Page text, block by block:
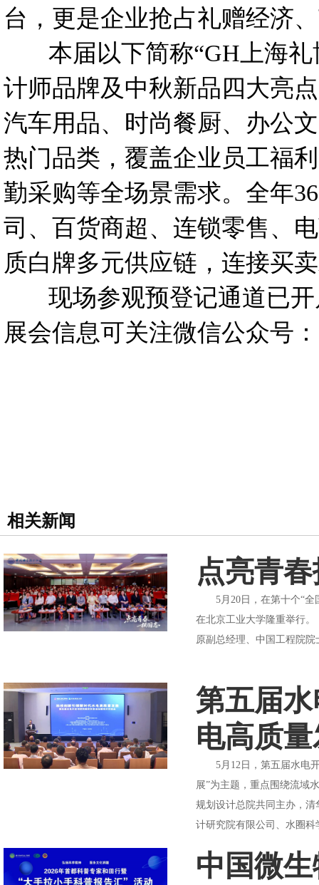
台，更是企业抢占礼赠经济
本届以下简称“GH上海礼
计师品牌及中秋新品四大亮
汽车用品、时尚餐厨、办公
热门品类，覆盖企业员工福
勤采购等全场景需求。全年
司、百货商超、连锁零售、
质白牌多元供应链，连接买
现场参观预登记通道已开
展会信息可关注微信公众号
相关新闻
点亮青
5月20日，在第十个“全国
在北京工业大学隆重举行
原副总经理、中国工程院
第五届
电高质
5月12日，第五届水电开
展”为主题，重点围绕流域
规划设计总院共同主办，
计研究院有限公司、水圈
中国微